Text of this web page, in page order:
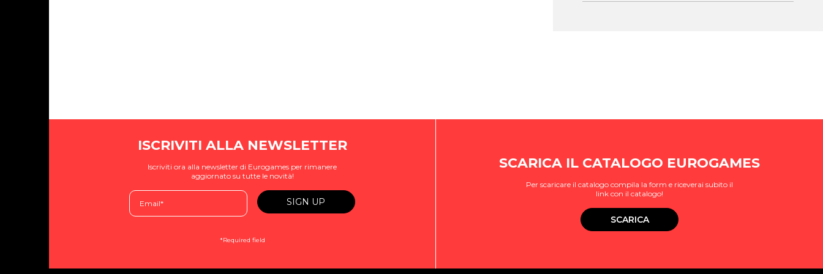
ISCRIVITI ALLA NEWSLETTER
Iscriviti ora alla newsletter di Eurogames per rimanere
aggiornato su tutte le novità!
*Required field
SCARICA IL CATALOGO EUROGAMES
Per scaricare il catalogo compila la form e riceverai subito il
link con il catalogo!
SCARICA